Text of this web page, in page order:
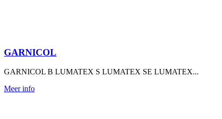
GARNICOL
GARNICOL B LUMATEX S LUMATEX SE LUMATEX...
Meer info